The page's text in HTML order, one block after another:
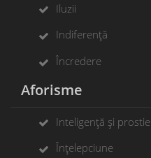
Iluzii
Indiferență
Încredere
Aforisme
Inteligență și prostie
Înțelepciune